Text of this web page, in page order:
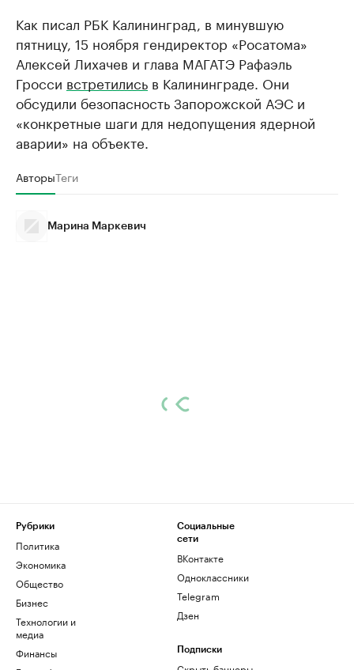
Как писал РБК Калининград, в минувшую
пятницу, 15 ноября гендиректор «Росатома»
Алексей Лихачев и глава МАГАТЭ Рафаэль
Гросси встретились в Калининграде. Они
обсудили безопасность Запорожской АЭС и
«конкретные шаги для недопущения ядерной
аварии» на объекте.
АвторыТеги
Марина Маркевич
Рубрики
Политика
Экономика
Общество
Бизнес
Технологии и
медиа
Финансы
Социальные
сети
ВКонтакте
Одноклассники
Telegram
Дзен
Подписки